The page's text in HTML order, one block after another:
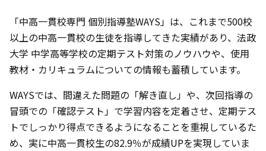
「中高一貫校専門 個別指導塾WAYS」は、これまで500校
以上の中高一貫校の生徒を指導してきた実績があり、法政
大学 中学高等学校の定期テスト対策のノウハウや、使用
教材・カリキュラムについての情報も蓄積しています。
WAYSでは、間違えた問題の「解き直し」や、次回指導の
冒頭での「確認テスト」で学習内容を定着させ、定期テス
トでしっかり得点できるようになることを重視しているた
め、実に中高一貫校生の82.9％が成績UPを実現していま